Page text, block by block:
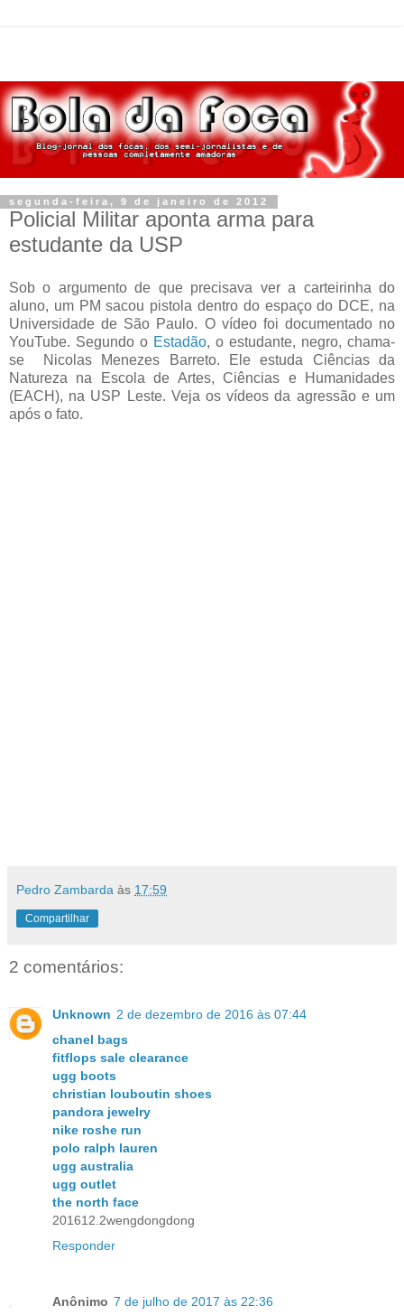
segunda-feira, 9 de janeiro de 2012
Policial Militar aponta arma para
estudante da USP
Sob o argumento de que precisava ver a carteirinha do
aluno, um PM sacou pistola dentro do espaço do DCE, na
Universidade de São Paulo. O vídeo foi documentado no
YouTube. Segundo o Estadão, o estudante, negro, chama-
se Nicolas Menezes Barreto. Ele estuda Ciências da
Natureza na Escola de Artes, Ciências e Humanidades
(EACH), na USP Leste. Veja os vídeos da agressão e um
após o fato.
Pedro Zambarda às 17:59
Compartilhar
2 comentários:
Unknown 2 de dezembro de 2016 às 07:44
chanel bags
fitflops sale clearance
ugg boots
christian louboutin shoes
pandora jewelry
nike roshe run
polo ralph lauren
ugg australia
ugg outlet
the north face
201612.2wengdongdong
Responder
Anônimo 7 de julho de 2017 às 22:36